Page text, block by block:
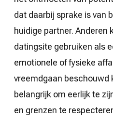
dat daarbij sprake is van
huidige partner. Anderen
datingsite gebruiken als
emotionele of fysieke
vreemdgaan beschouwd
belangrijk om eerlijk te
en grenzen te